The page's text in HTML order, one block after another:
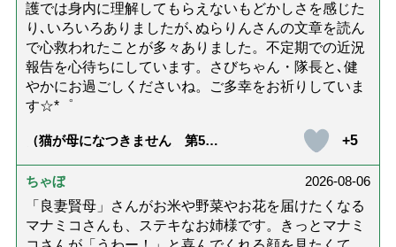
護では身内に理解してもらえないもどかしさを感じた
り､いろいろありましたが､ぬらりんさんの文章を読ん
で心救われたことが多々ありました。不定期での近況
報告を心待ちにしています。さびちゃん・隊長と､健
やかにお過ごしくださいね。ご多幸をお祈りしていま
す☆*゜
（猫が母になつきません 第500
+5
ちゃぼ
2026-08-06
「良妻賢母」さんがお米や野菜やお花を届けたくなる
マナミコさんも、ステキなお姉様です。きっとマナミ